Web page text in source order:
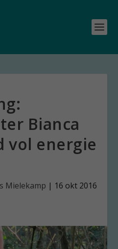
Bianca
vol energie
Mielekamp | 16 okt 2016